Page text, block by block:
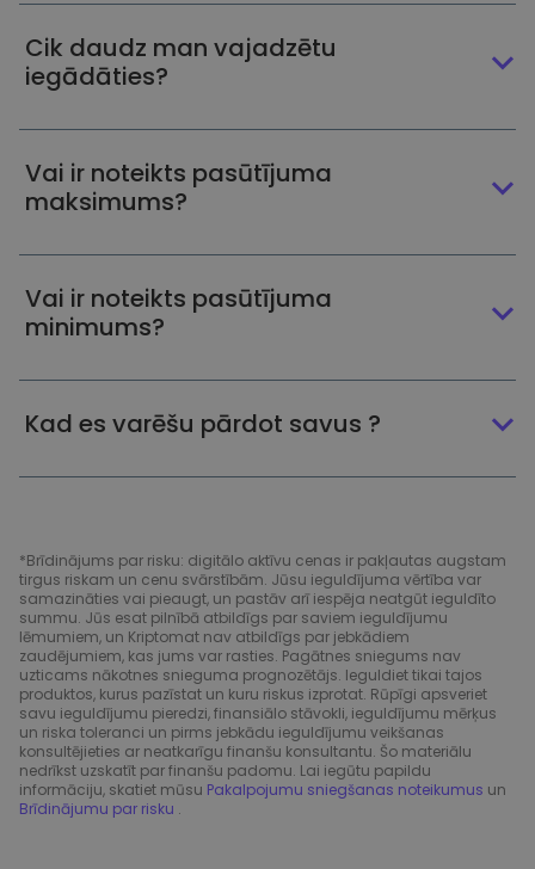
Cik daudz man vajadzētu
iegādāties?
Vai ir noteikts pasūtījuma
maksimums?
Vai ir noteikts pasūtījuma
minimums?
Kad es varēšu pārdot savus ?
*Brīdinājums par risku: digitālo aktīvu cenas ir pakļautas augstam
tirgus riskam un cenu svārstībām. Jūsu ieguldījuma vērtība var
samazināties vai pieaugt, un pastāv arī iespēja neatgūt ieguldīto
summu. Jūs esat pilnībā atbildīgs par saviem ieguldījumu
lēmumiem, un Kriptomat nav atbildīgs par jebkādiem
zaudējumiem, kas jums var rasties. Pagātnes sniegums nav
uzticams nākotnes snieguma prognozētājs. Ieguldiet tikai tajos
produktos, kurus pazīstat un kuru riskus izprotat. Rūpīgi apsveriet
savu ieguldījumu pieredzi, finansiālo stāvokli, ieguldījumu mērķus
un riska toleranci un pirms jebkādu ieguldījumu veikšanas
konsultējieties ar neatkarīgu finanšu konsultantu. Šo materiālu
nedrīkst uzskatīt par finanšu padomu. Lai iegūtu papildu
informāciju, skatiet mūsu Pakalpojumu sniegšanas noteikumus un
Brīdinājumu par risku .